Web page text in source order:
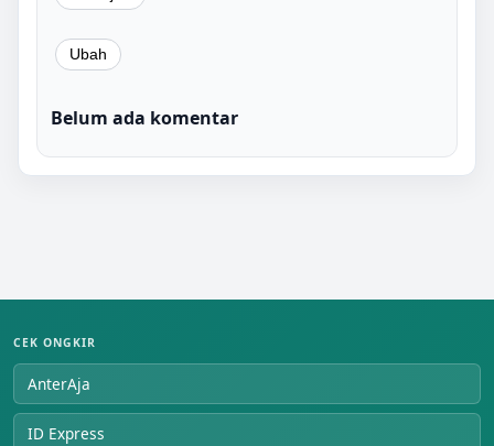
Belum ada komentar
CEK ONGKIR
AnterAja
ID Express